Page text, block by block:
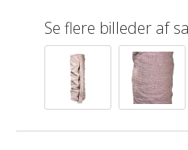
Se flere billeder af